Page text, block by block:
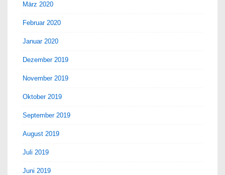
März 2020
Februar 2020
Januar 2020
Dezember 2019
November 2019
Oktober 2019
September 2019
August 2019
Juli 2019
Juni 2019